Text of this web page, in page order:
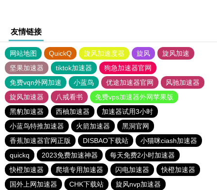
友情链接
网站地图 QuickQ 旋风加速度器 旋风
旋风加速
坚果加速器
tiktok加速器
狗急加速器官网
免费vqn外网加速
小蓝鸟 优途加速器官网
风驰加速器
旋风加速器
八戒看书
免费vps加速器外网苹果版
黑豹加速器
西柚加速器
加速器试用3小时
小蓝鸟特推加速器
火箭加速器
黑洞官网
香蕉加速器官网正版
DISBAO下载站
小猫咪ciash加速器
quickq
2023免费加速神器
每天免费2小时加速器
快橙加速器
爬墙专用加速器 闪电加速器
快橙加速器
国外上网加速器
CHK下载站 旋风nvp加速器